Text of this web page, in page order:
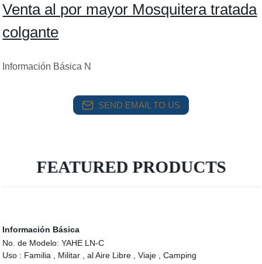
Venta al por mayor Mosquitera tratada
colgante
Información Básica N
SEND EMAIL TO US
FEATURED PRODUCTS
Información Básica
No. de Modelo: YAHE LN-C
Uso : Familia , Militar , al Aire Libre , Viaje , Camping